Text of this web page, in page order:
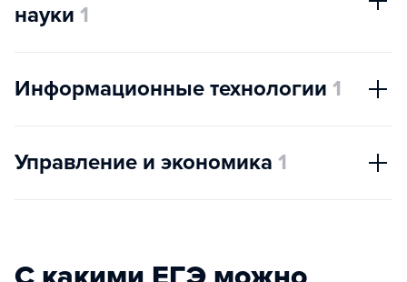
науки 1
Информационные технологии 1
Управление и экономика 1